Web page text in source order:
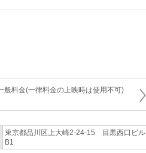
般料金(一律料金の上映時は使用不可)
東京都品川区上大崎2-24-15 目黒西口ビル
B1